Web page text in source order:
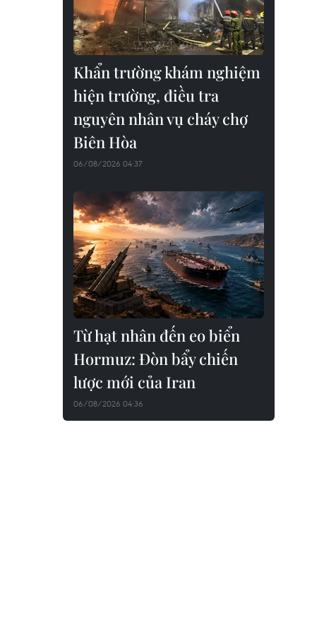
Khẩn trường khám nghiệm
hiện trường, điều tra
nguyên nhân vụ cháy chợ
Biên Hòa
06/08/2026 04:37
Từ hạt nhân đến eo biển
Hormuz: Đòn bẩy chiến
lược mới của Iran
06/08/2026 04:36